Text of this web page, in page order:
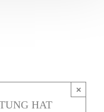
HAT
×